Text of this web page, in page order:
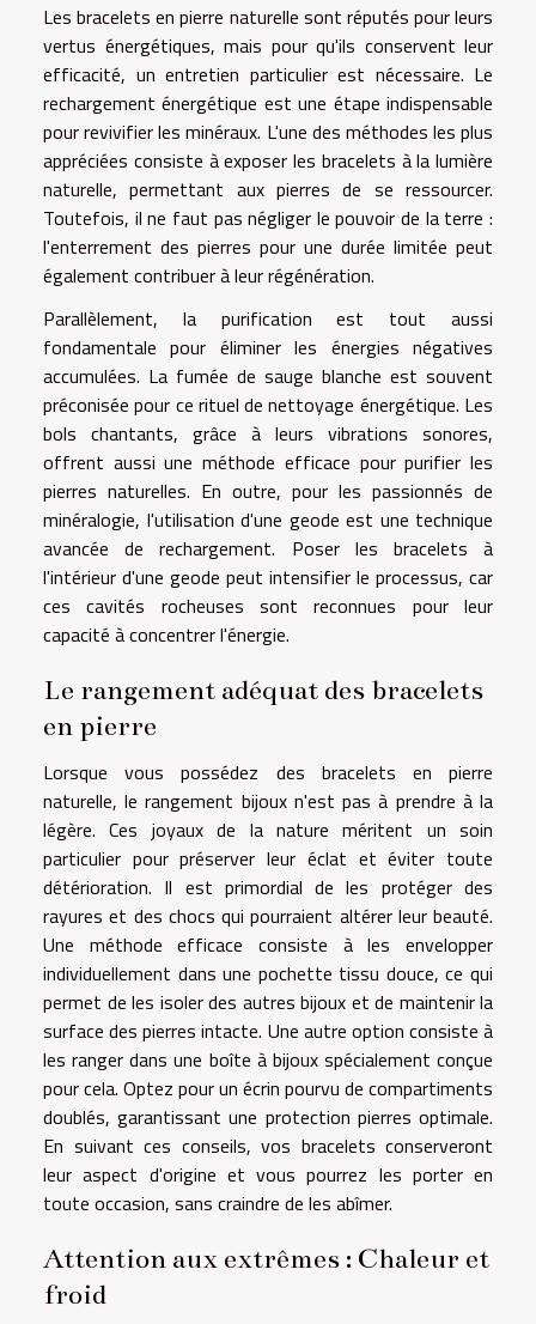
Les bracelets en pierre naturelle sont réputés pour leurs
vertus énergétiques, mais pour qu'ils conservent leur
efficacité, un entretien particulier est nécessaire. Le
rechargement énergétique est une étape indispensable
pour revivifier les minéraux. L'une des méthodes les plus
appréciées consiste à exposer les bracelets à la lumière
naturelle, permettant aux pierres de se ressourcer.
Toutefois, il ne faut pas négliger le pouvoir de la terre :
l'enterrement des pierres pour une durée limitée peut
également contribuer à leur régénération.
Parallèlement, la purification est tout aussi
fondamentale pour éliminer les énergies négatives
accumulées. La fumée de sauge blanche est souvent
préconisée pour ce rituel de nettoyage énergétique. Les
bols chantants, grâce à leurs vibrations sonores,
offrent aussi une méthode efficace pour purifier les
pierres naturelles. En outre, pour les passionnés de
minéralogie, l'utilisation d'une geode est une technique
avancée de rechargement. Poser les bracelets à
l'intérieur d'une geode peut intensifier le processus, car
ces cavités rocheuses sont reconnues pour leur
capacité à concentrer l'énergie.
Le rangement adéquat des bracelets
en pierre
Lorsque vous possédez des bracelets en pierre
naturelle, le rangement bijoux n'est pas à prendre à la
légère. Ces joyaux de la nature méritent un soin
particulier pour préserver leur éclat et éviter toute
détérioration. Il est primordial de les protéger des
rayures et des chocs qui pourraient altérer leur beauté.
Une méthode efficace consiste à les envelopper
individuellement dans une pochette tissu douce, ce qui
permet de les isoler des autres bijoux et de maintenir la
surface des pierres intacte. Une autre option consiste à
les ranger dans une boîte à bijoux spécialement conçue
pour cela. Optez pour un écrin pourvu de compartiments
doublés, garantissant une protection pierres optimale.
En suivant ces conseils, vos bracelets conserveront
leur aspect d'origine et vous pourrez les porter en
toute occasion, sans craindre de les abîmer.
Attention aux extrêmes : Chaleur et
froid